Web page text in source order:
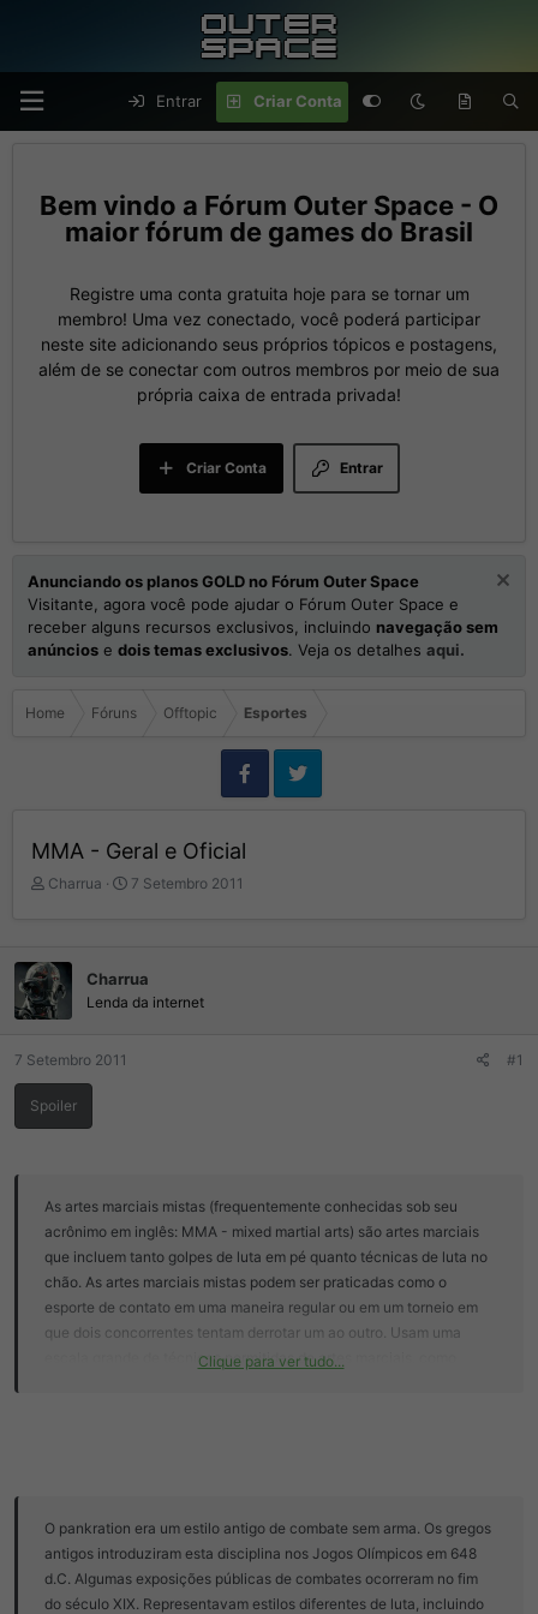
Entrar Criar Conta
Fórum Outer Space - O
maior fórum de games do Brasil
Registre uma conta gratuita hoje para se tornar um
membro! Uma vez conectado, você poderá participar
neste site adicionando seus próprios tópicos e postagens,
além de se conectar com outros membros por meio de sua
própria caixa de entrada privada!
Entrar
Criar Conta
Anunciando os planos GOLD no Fórum Outer Space
Visitante, agora você pode ajudar o Fórum Outer Space e
receber alguns recursos exclusivos, incluindo navegação sem
anúncios e dois temas exclusivos. Veja os detalhes aqui.
Home Fóruns Offtopic Esportes
MMA - Geral e Oficial
I
i
a
d
r
o
c
o
Charrua
D
e
7 Setembro 2011
Charrua
Lenda da internet
7 Setembro 2011 #1
Spoiler
As artes marciais mistas (frequentemente conhecidas sob seu
acrônimo em inglês: MMA - mixed martial arts) são artes marciais
que incluem tanto golpes de luta em pé quanto técnicas de luta no
chão. As artes marciais mistas podem ser praticadas como o
esporte de contato em uma maneira regular ou em um torneio em
que dois concorrentes tentam derrotar um ao outro. Usam uma
escala grande de técnicas permitidas de artes marciais, como
Entretanto, as diferenças entre estes termos devem ser
reconhecidas e ambos devem ser distinguidos do termo full contact
(&quot;contato pleno&quot;).
Clique para ver tudo...
O pankration era um estilo antigo de combate sem arma. Os gregos
antigos introduziram esta disciplina nos Jogos Olímpicos em 648
d.C. Algumas exposições públicas de combates ocorreram no fim
do século XIX. Representavam estilos diferentes de luta, incluindo